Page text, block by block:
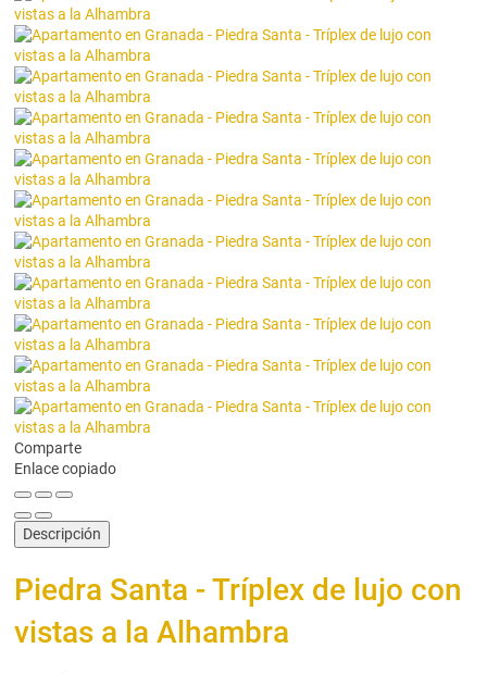
Comparte
Enlace copiado
Descripción
Piedra Santa - Tríplex de lujo con
vistas a la Alhambra